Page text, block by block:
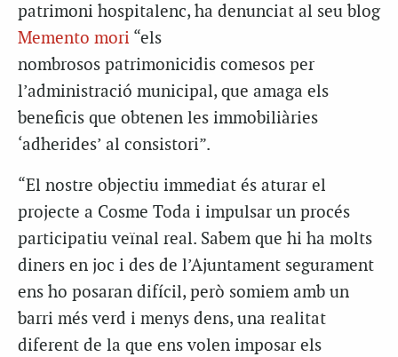
patrimoni hospitalenc, ha denunciat al seu blog
Memento mori “els
nombrosos patrimonicidis comesos per
l’administració municipal, que amaga els
beneficis que obtenen les immobiliàries
‘adherides’ al consistori”.
“El nostre objectiu immediat és aturar el
projecte a Cosme Toda i impulsar un procés
participatiu veïnal real. Sabem que hi ha molts
diners en joc i des de l’Ajuntament segurament
ens ho posaran difícil, però somiem amb un
barri més verd i menys dens, una realitat
diferent de la que ens volen imposar els